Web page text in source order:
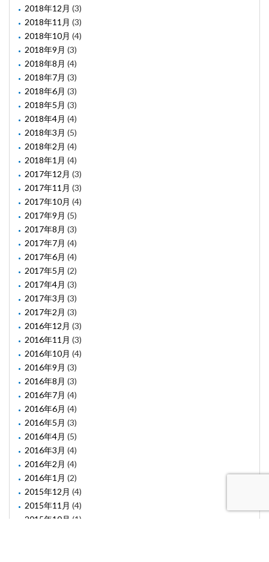
2018年12月 (3)
2018年11月 (3)
2018年10月 (4)
2018年9月 (3)
2018年8月 (4)
2018年7月 (3)
2018年6月 (3)
2018年5月 (3)
2018年4月 (4)
2018年3月 (5)
2018年2月 (4)
2018年1月 (4)
2017年12月 (3)
2017年11月 (3)
2017年10月 (4)
2017年9月 (5)
2017年8月 (3)
2017年7月 (4)
2017年6月 (4)
2017年5月 (2)
2017年4月 (3)
2017年3月 (3)
2017年2月 (3)
2016年12月 (3)
2016年11月 (3)
2016年10月 (4)
2016年9月 (3)
2016年8月 (3)
2016年7月 (4)
2016年6月 (4)
2016年5月 (3)
2016年4月 (5)
2016年3月 (4)
2016年2月 (4)
2016年1月 (2)
2015年12月 (4)
2015年11月 (4)
2015年10月 (1)